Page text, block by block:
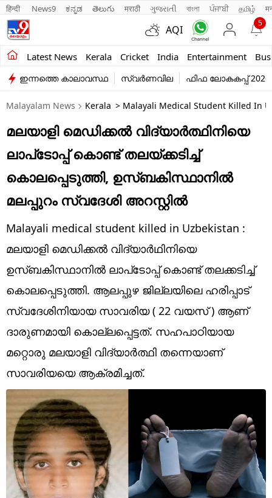
हिन्दी News9 ಕನ್ನಡ తెలుగు मराठी ગુજરાતી বাংলা ਪੰਜਾਬੀ தமிழ்
AQI
5
Latest News Kerala Cricket India Entertainment
Kerala
India
Entertainment
Business
Education
Lifestyle
world
Technology
Religion
Web Story
Photo
Short Videos
ഇന്നത്തെ കാലാവസ്ഥ സ്വർണവില ഫിഫ ലോകകപ്പ് 2026
Malayalam News Kerala > Malayali Medical Student Killed In
മലയാളി മെഡിക്കല്‍ വിദ്യാര്‍ത്ഥിനിയെ
ലാപ്‌ടോപ്പ് കൊണ്ട് തലയ്ക്കടിച്ച്
കൊലപ്പെടുത്തി, ഉസ്ബകിസ്ഥാനില്‍
മലപ്പുറം സ്വദേശി അറസ്റ്റില്‍
Malayali medical student killed in Uzbekistan :
മലയാളി മെഡിക്കല്‍ വിദ്യാര്‍ഥിനിയെ
ഉസ്ബകിസ്ഥാനില്‍ ലാപ്‌ടോപ്പ് കൊണ്ട് തലക്കടിച്ച്
കൊലപ്പെടുത്തി. ആലപ്പുഴ ജില്ലയിലെ ഹരിപ്പാട്
സ്വദേശിനിയായ സാവരിയ ( 22 വയസ് ) ആണ്
ദാരുണമായി കൊല്ലപ്പെട്ടത്. സഹപാഠിയായ
മറ്റൊരു മലയാളി വിദ്യാര്‍ത്ഥി തന്നെയാണ്
സാവരിയയെ ആക്രമിച്ചത്.